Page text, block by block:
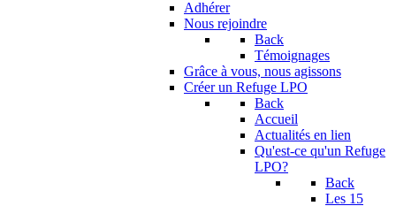
Adhérer
Nous rejoindre
Back
Témoignages
Grâce à vous, nous agissons
Créer un Refuge LPO
Back
Accueil
Actualités en lien
Qu'est-ce qu'un Refuge
LPO?
Back
Les 15